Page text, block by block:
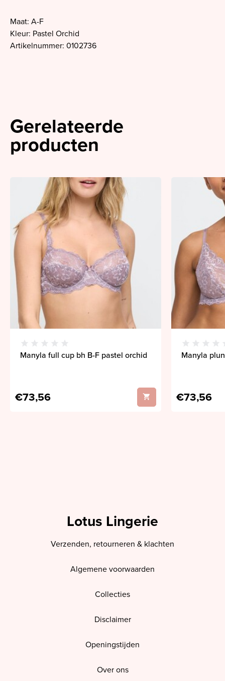
Maat: A-F
Kleur: Pastel Orchid
Artikelnummer: 0102736
Gerelateerde
producten
Manyla full cup bh B-F pastel orchid
€73,56
Manyla
€73,56
Lotus Lingerie
Verzenden, retourneren & klachten
Algemene voorwaarden
Collecties
Disclaimer
Openingstijden
Over ons